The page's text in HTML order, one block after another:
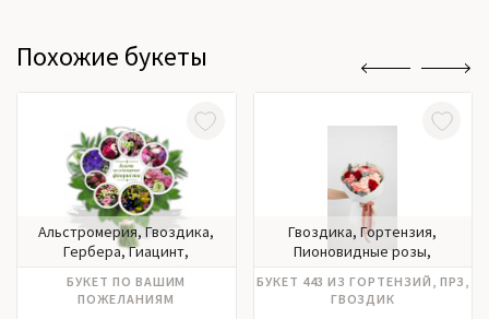
Похожие букеты
Альстромерия, Гвоздика,
Гербера, Гиацинт,
Лилии, Матрикария,
Нарцисс, Нобилис,
БУКЕТ ПО ВАШИМ
ПОЖЕЛАНИЯМ
Гвоздика, Гортензия,
Пионовидные розы,
БУКЕТ 443 ИЗ ГОРТЕНЗИЙ, ПРЗ,
ГВОЗДИК